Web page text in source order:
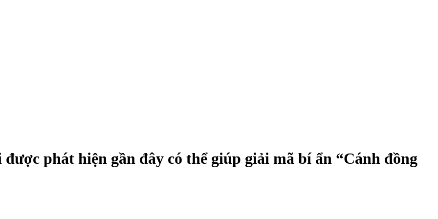
phát hiện gần đây có thể giúp giải mã bí ẩn “Cánh đồng